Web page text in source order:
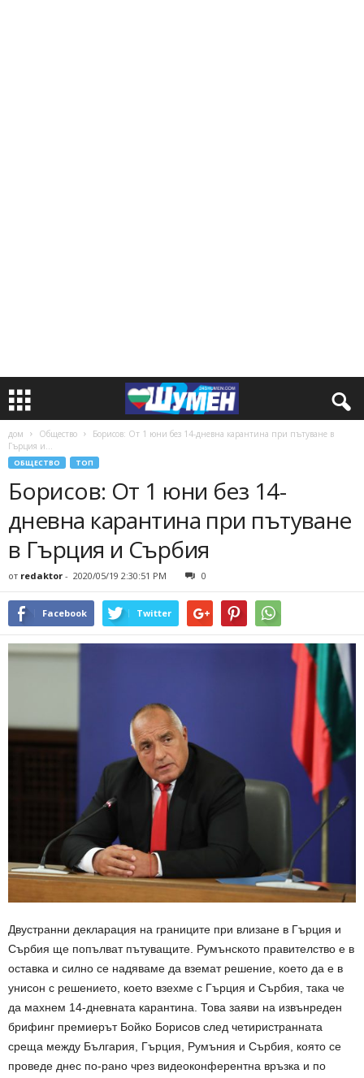
дом Общество
Борисов: От 1 юни без 14-дневна карантина при пътуване в
Гърция и...
ОБЩЕСТВО ТОП
Борисов: От 1 юни без 14-
дневна карантина при пътуване
в Гърция и Сърбия
от redaktor - 2020/05/19 2:30:51 PM 0
Facebook Twitter
Двустранни декларация на границите при влизане в Гърция и
Сърбия ще попълват пътуващите. Румънското правителство е в
оставка и силно се надяваме да вземат решение, което да е в
унисон с решението, което взехме с Гърция и Сърбия, така че
да махнем 14-дневната карантина. Това заяви на извънреден
брифинг премиерът Бойко Борисов след четиристранната
среща между България, Гърция, Румъния и Сърбия, която се
проведе днес по-рано чрез видеоконферентна връзка и по